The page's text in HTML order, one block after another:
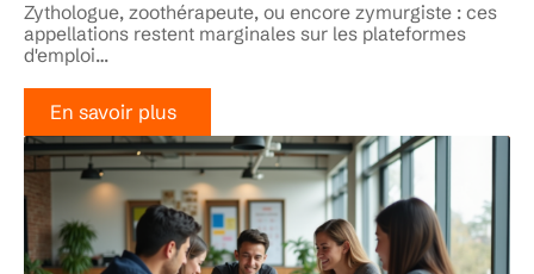
Zythologue, zoothérapeute, ou encore zymurgiste : ces
appellations restent marginales sur les plateformes
d'emploi…
En savoir plus